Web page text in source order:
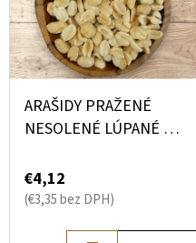
D
U
K
P
I
S
D
ARAŠIDY PRAŽENÉ
NESOLENÉ LÚPANÉ 0,5
€4,12
(€3,35 bez DPH)
A
M
E
KEŠU
EXTRA
1KG
€19,40